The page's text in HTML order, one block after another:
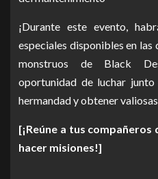
¡Durante este evento,
especiales disponibles en
monstruos de Black
oportunidad de luchar
hermandad y obtener
[¡Reúne a tus
hacer misiones!]